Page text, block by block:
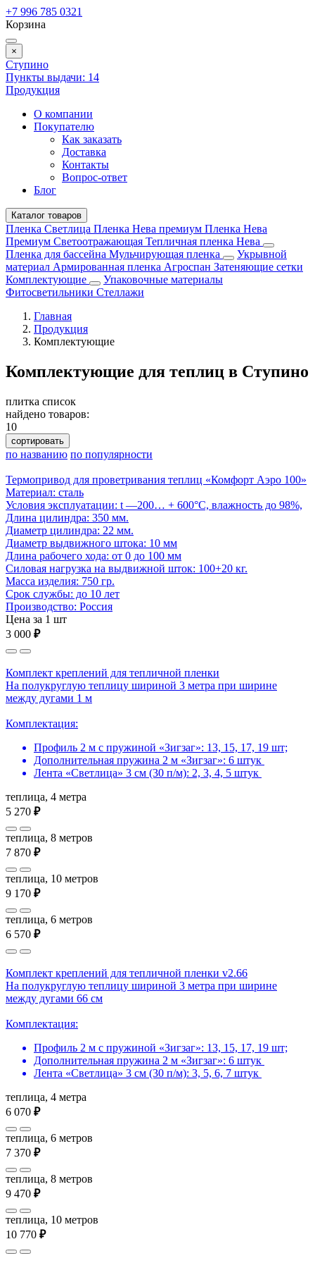
+7 996 785 0321
Корзина
×
Ступино
Пункты выдачи: 14
Продукция
О компании
Покупателю
Как заказать
Доставка
Контакты
Вопрос-ответ
Блог
Каталог товаров
Пленка Светлица Пленка Нева премиум Пленка Нева
Премиум Светоотражающая Тепличная пленка Нева
Пленка для бассейна Мульчирующая пленка
Укрывной
материал Армированная пленка Агроспан Затеняющие сетки
Комплектующие
Упаковочные материалы
Фитосветильники Стеллажи
Главная
Продукция
Комплектующие
Комплектующие для теплиц в Ступино
плитка список
найдено товаров:
10
сортировать
по названию по популярности
Термопривод для проветривания теплиц «Комфорт Аэро 100»
Материал: сталь
Условия эксплуатации: t —200… + 600°С, влажность до 98%,
Длина цилиндра: 350 мм.
Диаметр цилиндра: 22 мм.
Диаметр выдвижного штока: 10 мм
Длина рабочего хода: от 0 до 100 мм
Cиловая нагрузка на выдвижной шток: 100+20 кг.
Масса изделия: 750 гр.
Срок службы: до 10 лет
Производство: Россия
Цена за 1 шт
3 000 ₽
Комплект креплений для тепличной пленки
На полукруглую теплицу шириной 3 метра при ширине
между дугами 1 м
Комплектация:
Профиль 2 м с пружиной «Зигзаг»: 13, 15, 17, 19 шт;
Дополнительная пружина 2 м «Зигзаг»: 6 штук
Лента «Светлица» 3 см (30 п/м): 2, 3, 4, 5 штук
теплица, 4 метра
5 270 ₽
теплица, 8 метров
7 870 ₽
теплица, 10 метров
9 170 ₽
теплица, 6 метров
6 570 ₽
Комплект креплений для тепличной пленки v2.66
На полукруглую теплицу шириной 3 метра при ширине
между дугами 66 см
Комплектация:
Профиль 2 м с пружиной «Зигзаг»: 13, 15, 17, 19 шт;
Дополнительная пружина 2 м «Зигзаг»: 6 штук
Лента «Светлица» 3 см (30 п/м): 3, 5, 6, 7 штук
теплица, 4 метра
6 070 ₽
теплица, 6 метров
7 370 ₽
теплица, 8 метров
9 470 ₽
теплица, 10 метров
10 770 ₽